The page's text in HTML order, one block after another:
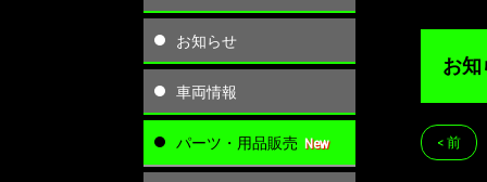
お知らせ
車両情報
パーツ・用品販売
お知
< 前